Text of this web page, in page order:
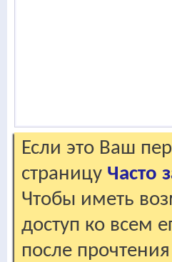
Если это Ваш
страницу Часто
Чтобы иметь
доступ ко всем
после прочтения